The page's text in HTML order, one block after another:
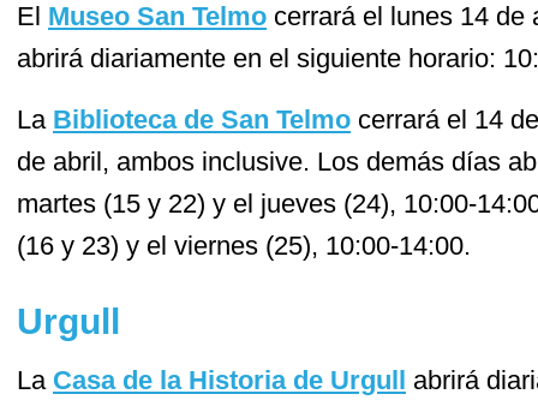
El Museo San Telmo cerrará el lunes 14 de
abrirá diariamente en el siguiente horario:
La Biblioteca de San Telmo cerrará el 14
de abril, ambos inclusive. Los demás días
martes (15 y 22) y el jueves (24), 10:00-
(16 y 23) y el viernes (25), 10:00-14:00.
Urgull
La Casa de la Historia de Urgull
abrirá